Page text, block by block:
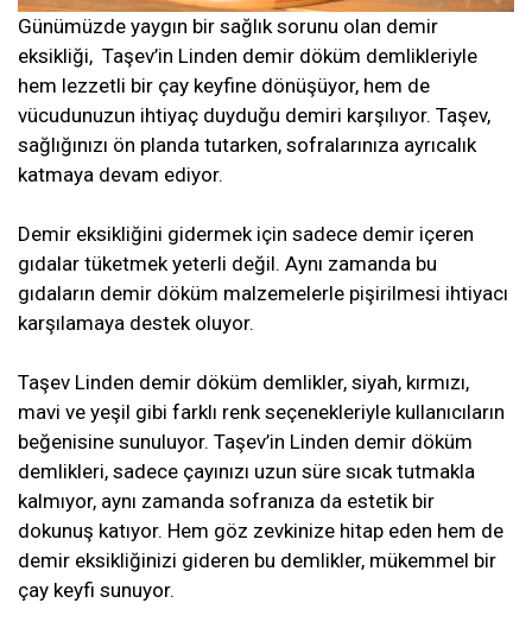
Günümüzde yaygın bir sağlık sorunu olan demir
eksikliği, Taşev’in Linden demir döküm demlikleriyle
hem lezzetli bir çay keyfine dönüşüyor, hem de
vücudunuzun ihtiyaç duyduğu demiri karşılıyor. Taşev,
sağlığınızı ön planda tutarken, sofralarınıza ayrıcalık
katmaya devam ediyor.
Demir eksikliğini gidermek için sadece demir içeren
gıdalar tüketmek yeterli değil. Aynı zamanda bu
gıdaların demir döküm malzemelerle pişirilmesi ihtiyacı
karşılamaya destek oluyor.
Taşev Linden demir döküm demlikler, siyah, kırmızı,
mavi ve yeşil gibi farklı renk seçenekleriyle kullanıcıların
beğenisine sunuluyor. Taşev’in Linden demir döküm
demlikleri, sadece çayınızı uzun süre sıcak tutmakla
kalmıyor, aynı zamanda sofranıza da estetik bir
dokunuş katıyor. Hem göz zevkinize hitap eden hem de
demir eksikliğinizi gideren bu demlikler, mükemmel bir
çay keyfi sunuyor.